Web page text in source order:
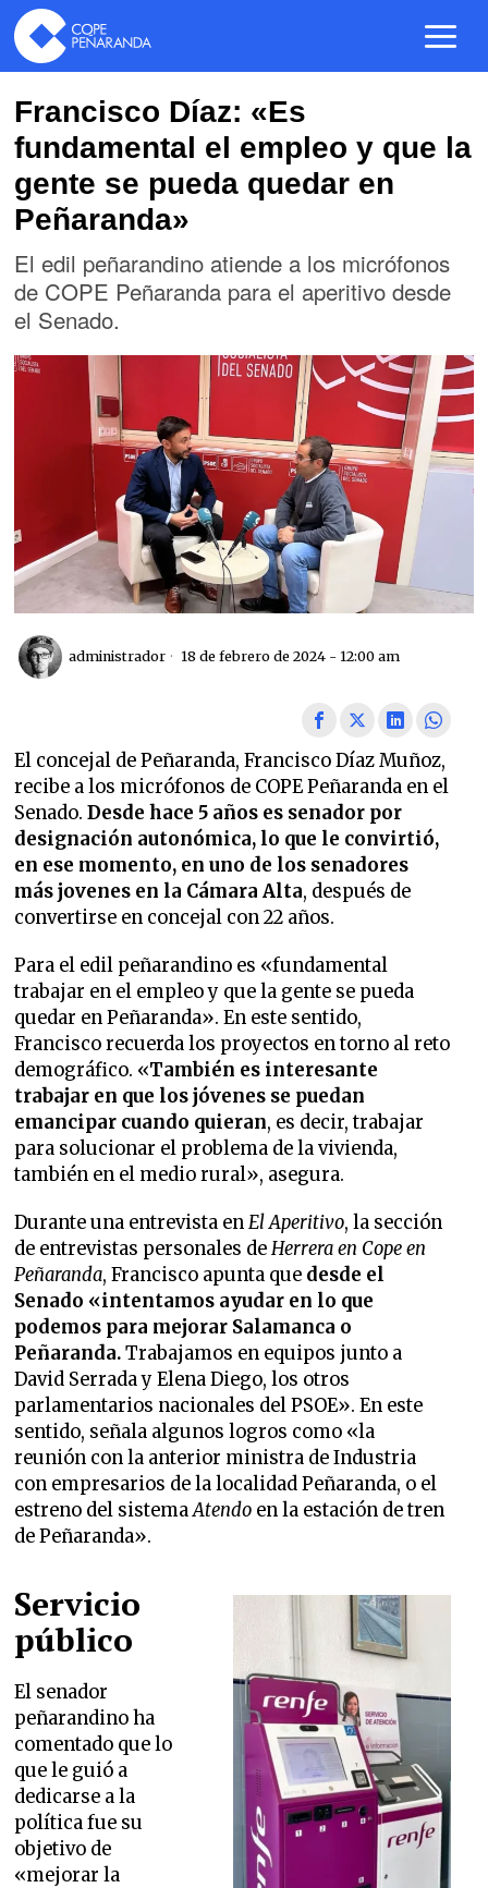
Francisco Díaz: «Es
fundamental el empleo y que la
gente se pueda quedar en
Peñaranda»
El edil peñarandino atiende a los micrófonos
de COPE Peñaranda para el aperitivo desde
el Senado.
administrador 18 de febrero de 2024 - 12:00 am
El concejal de Peñaranda, Francisco Díaz Muñoz,
recibe a los micrófonos de COPE Peñaranda en el
Senado.Desde hace 5 años es senador por
designación autonómica, lo que le convirtió,
en ese momento, en uno de los senadores
más jovenes en la Cámara Alta, después de
convertirse en concejal con 22 años.
Para el edil peñarandino es «fundamental
trabajar en el empleo y que la gente se pueda
quedar en Peñaranda». En este sentido,
Francisco recuerda los proyectos en torno al reto
demográfico. «También es interesante
trabajar en que los jóvenes se puedan
emancipar cuando quieran, es decir, trabajar
para solucionar el problema de la vivienda,
también en el medio rural», asegura.
Durante una entrevista enEl Aperitivo, la sección
de entrevistas personales deHerrera en Cope en
Peñaranda, Francisco apunta que desde el
Senado «intentamos ayudar en lo que
podemos para mejorar Salamanca o
Peñaranda.Trabajamos en equipos junto a
David Serrada y Elena Diego, los otros
parlamentarios nacionales del PSOE». En este
sentido, señala algunos logros como «la
reunión con la anterior ministra de Industria
con empresarios de la localidad Peñaranda, o el
estreno del sistemaAtendo en la estación de tren
de Peñaranda».
Servicio
público
El senador
peñarandino ha
comentado que lo
que le guió a
dedicarse a la
política fue su
objetivo de
«mejorar la